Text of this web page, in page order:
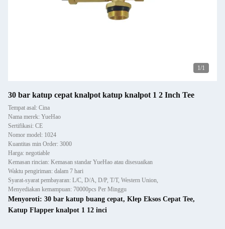
1/1
30 bar katup cepat knalpot katup knalpot 1 2 Inch Tee
Tempat asal: Cina
Nama merek: YueHao
Sertifikasi: CE
Nomor model: 1024
Kuantitas min Order: 3000
Harga: negotiable
Kemasan rincian: Kemasan standar YueHao atau disesuaikan
Waktu pengiriman: dalam 7 hari
Syarat-syarat pembayaran: L/C, D/A, D/P, T/T, Western Union,
Menyediakan kemampuan: 70000pcs Per Minggu
Menyoroti: 30 bar katup buang cepat, Klep Eksos Cepat Tee,
Katup Flapper knalpot 1 12 inci